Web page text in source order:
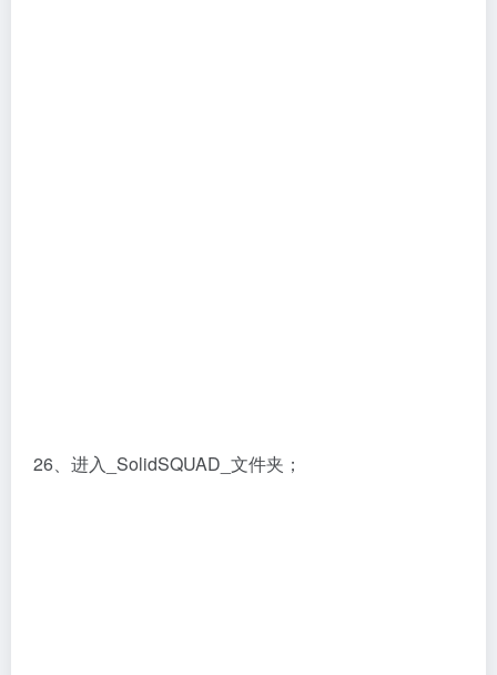
26、进入_SolidSQUAD_文件夹；